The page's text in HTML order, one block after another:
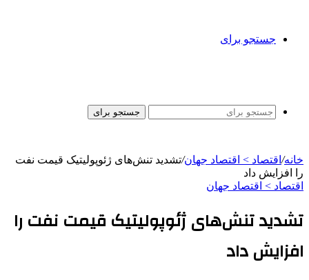
جستجو برای
جستجو برای
خانه/ اقتصاد > اقتصاد جهان/تشدید تنش‌های ژئوپولیتیک قیمت نفت
را افزایش داد
اقتصاد > اقتصاد جهان
تشدید تنش‌های ژئوپولیتیک قیمت نفت را
افزایش داد